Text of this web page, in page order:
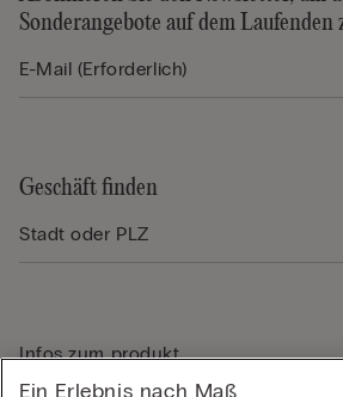
Sonderangebote auf dem Laufenden
Geschäft finden
Infos zum produkt
Ein Erlebnis nach Maß